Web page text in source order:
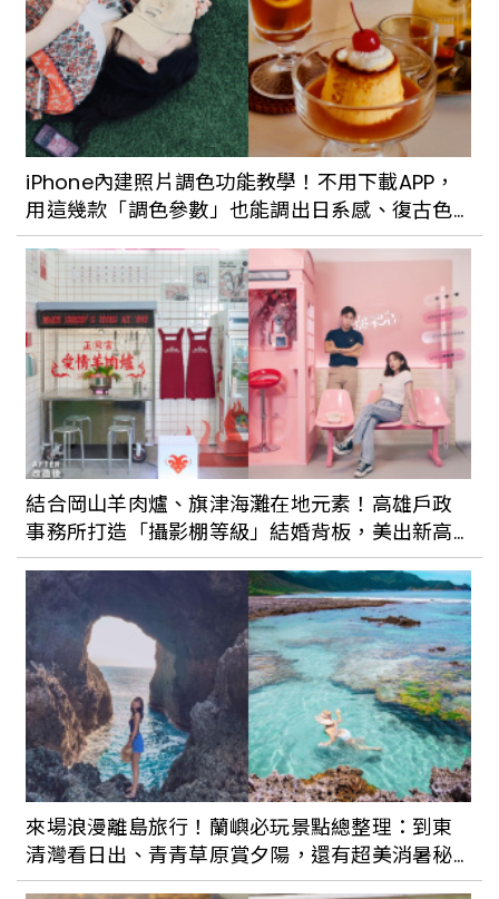
iPhone內建照片調色功能教學！不用下載APP，
用這幾款「調色參數」也能調出日系感、復古色
調
結合岡山羊肉爐、旗津海灘在地元素！高雄戶政
事務所打造「攝影棚等級」結婚背板，美出新高
度！
來場浪漫離島旅行！蘭嶼必玩景點總整理：到東
清灣看日出、青青草原賞夕陽，還有超美消暑秘
境野銀冷泉